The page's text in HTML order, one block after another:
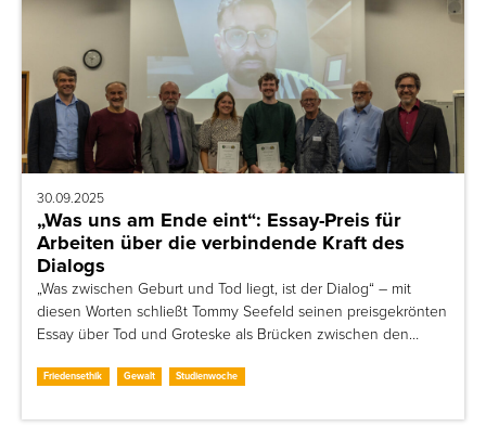
30.09.2025
„Was uns am Ende eint“: Essay-Preis für
Arbeiten über die verbindende Kraft des
Dialogs
„Was zwischen Geburt und Tod liegt, ist der Dialog“ – mit
diesen Worten schließt Tommy Seefeld seinen preisgekrönten
Essay über Tod und Groteske als Brücken zwischen den…
Friedensethik Gewalt Studienwoche